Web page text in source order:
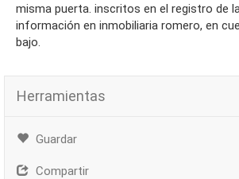
misma puerta. inscritos en el registro de
información en inmobiliaria romero, en
bajo.
Herramientas
Guardar
Compartir